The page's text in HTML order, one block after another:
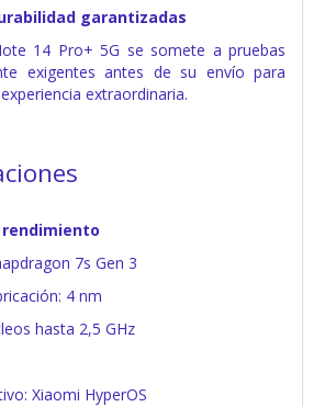
garantizadas
14 Pro+ 5G se somete a pruebas
exigentes antes de su envío para
extraordinaria.
rendimiento
7s Gen 3
4 nm
hasta 2,5 GHz
Xiaomi HyperOS